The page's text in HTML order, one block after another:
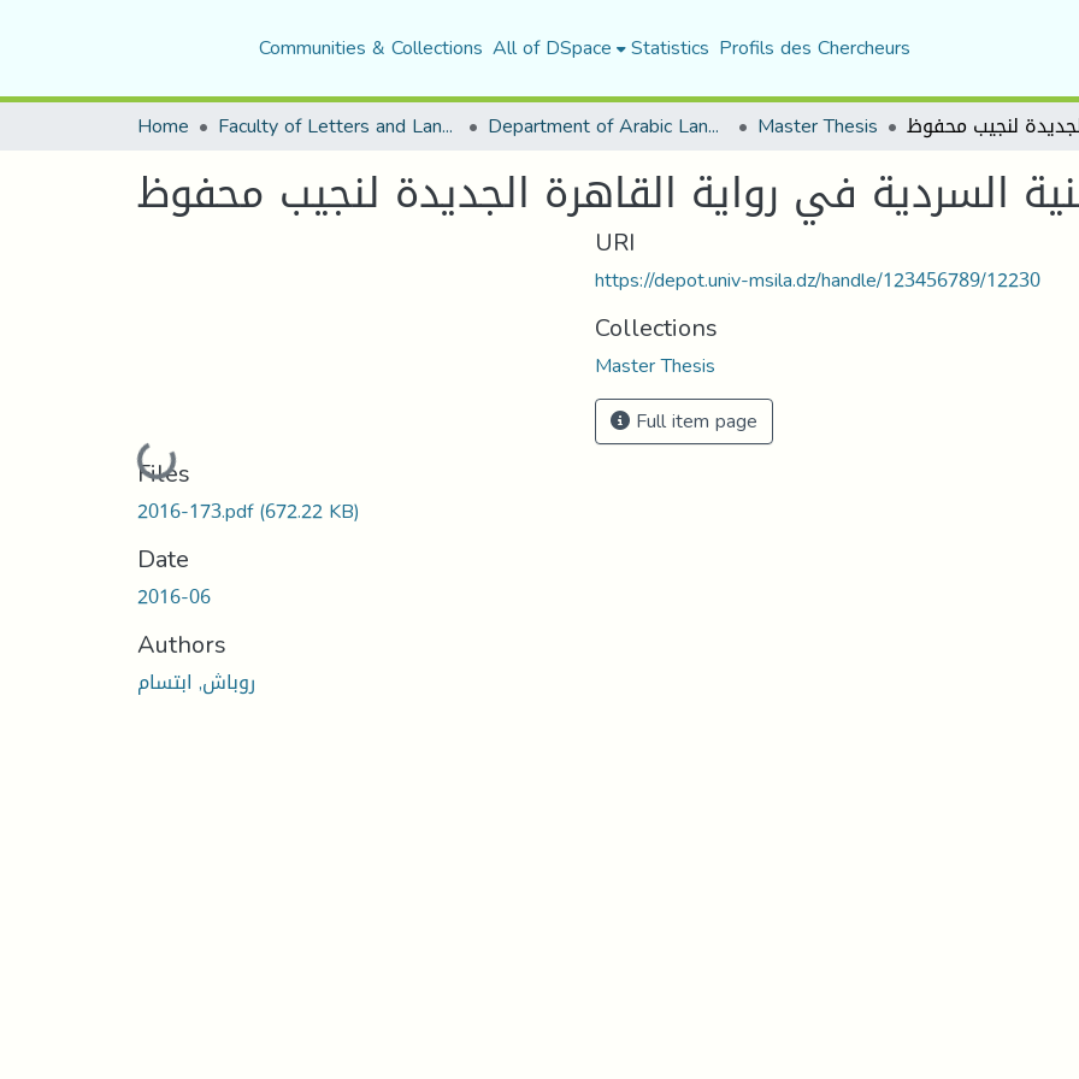
Communities & Collections All of DSpace Statistics Profils des Chercheurs
Home Faculty of Letters and Languages Department of Arabic Language and Literature Master Thesis
السردیة في روایة القاهرة الجدیدة لنجیب محفوظ
Loading...
Files
2016-173.pdf(672.22 KB)
Date
2016-06
Authors
روباش, ابتسام
URI
https://depot.univ-msila.dz/handle/123456789/12230
Collections
Master Thesis
Full item page